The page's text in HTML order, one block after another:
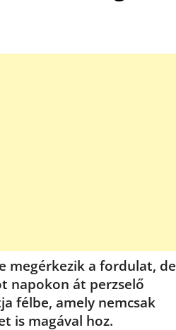
megérkezik a fordulat, de
napokon át perzselő
félbe, amely nemcsak
is magával hoz.